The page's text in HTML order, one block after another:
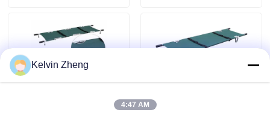
Nouvelles
Les affaires
Kelvin Zheng
4:47 AM